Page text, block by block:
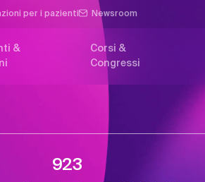
per i pazienti Newsroom
&
Corsi &
Congressi
923